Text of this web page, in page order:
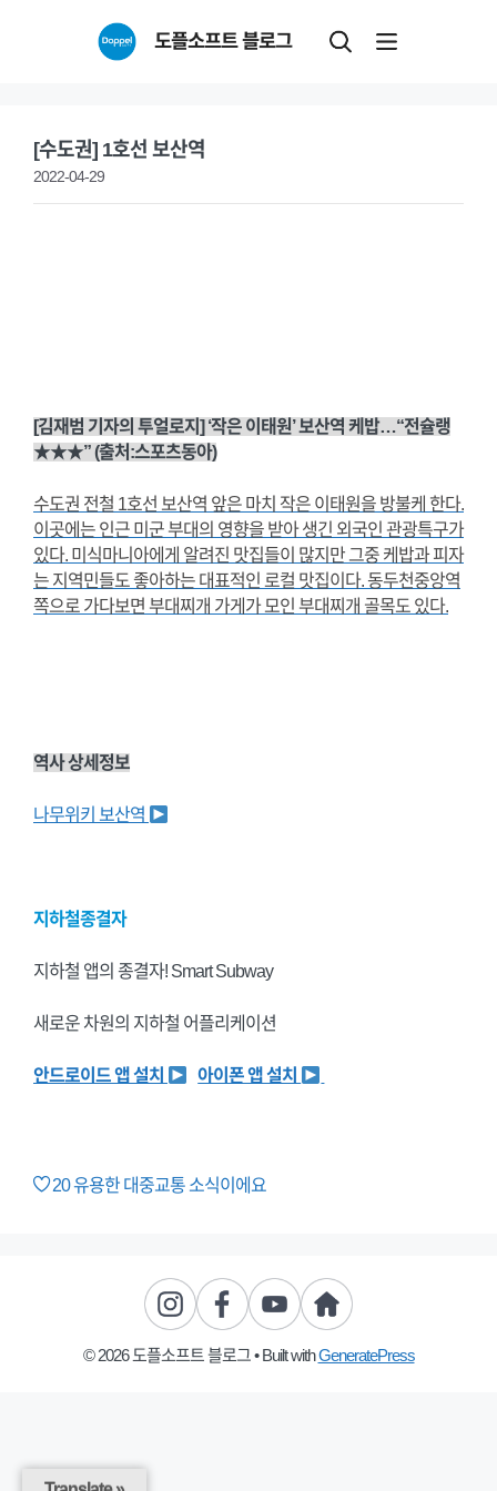
도플소프트 블로그
[수도권] 1호선 보산역
2022-04-29
[김재범 기자의 투얼로지] ‘작은 이태원’ 보산역 케밥…“전슐랭
★★★” (출처:스포츠동아)
수도권 전철 1호선 보산역 앞은 마치 작은 이태원을 방불케 한다.
이곳에는 인근 미군 부대의 영향을 받아 생긴 외국인 관광특구가
있다. 미식마니아에게 알려진 맛집들이 많지만 그중 케밥과 피자
는 지역민들도 좋아하는 대표적인 로컬 맛집이다. 동두천중앙역
쪽으로 가다보면 부대찌개 가게가 모인 부대찌개 골목도 있다.
역사 상세정보
나무위키 보산역
지하철종결자
지하철 앱의 종결자! Smart Subway
새로운 차원의 지하철 어플리케이션
안드로이드 앱 설치 아이폰 앱 설치
20유용한 대중교통 소식이에요
© 2026 도플소프트 블로그• Built withGeneratePress